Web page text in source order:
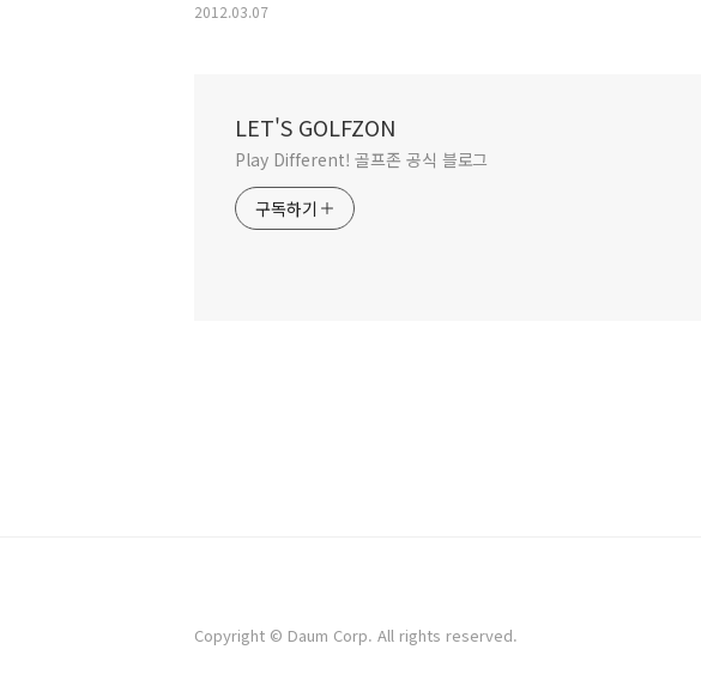
2012.03.07
LET'S GOLFZON
Play Different! 골프존 공식 블로그
구독하기
Copyright © Daum Corp. All rights reserved.